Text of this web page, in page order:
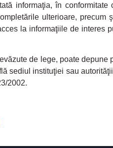
informaţia, în
ulterioare, precum
la informaţiile de interes
de lege, poate
sediul instituţiei sau
2002.